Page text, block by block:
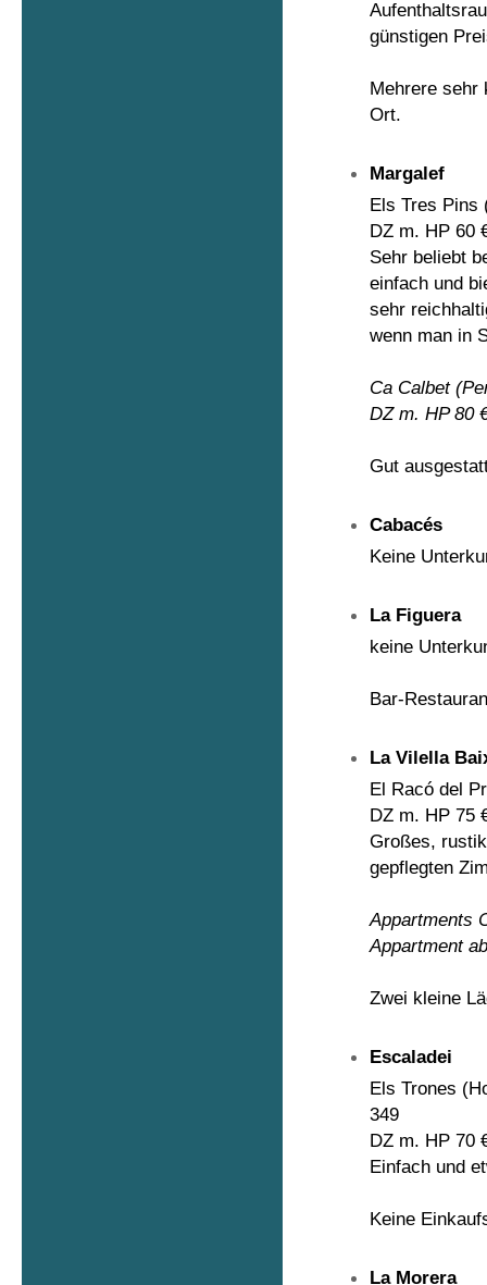
günstigen
Mehrere sehr
Ort.
Margalef
Els Tres Pins
DZ m. HP 60
Sehr beliebt
einfach und
sehr
wenn man in
Ca Calbet
DZ m. HP 80
Gut
Cabacés
Keine
La Figuera
keine
Bar-
La Vilella
El Racó del
DZ m. HP 75
Großes,
gepflegten
Appartments
Appartment
Zwei kleine
Escaladei
Els Trones
349
DZ m. HP 70
Einfach und
Keine
La Morera